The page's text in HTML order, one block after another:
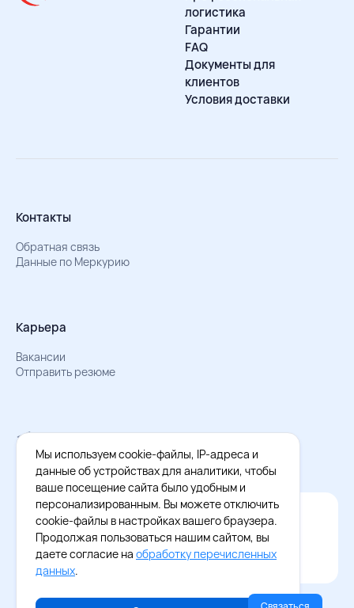
логистика
Гарантии
FAQ
Документы для
клиентов
Условия доставки
Контакты
Обратная связь
Данные по Меркурию
Карьера
Вакансии
Отправить резюме
Мы в Телеграм
Документы об обработке персональных данных
Охрана труда – результаты СОУТ
Официальное приложение Восток - Запад
Cкачайте бесплатное приложение
Мы используем cookie-файлы, IP-адреса и
данные об устройствах для аналитики, чтобы
ваше посещение сайта было удобным и
персонализированным. Вы можете отключить
cookie-файлы в настройках вашего браузера.
Продолжая пользоваться нашим сайтом, вы
даете согласие на обработку перечисленных
данных.